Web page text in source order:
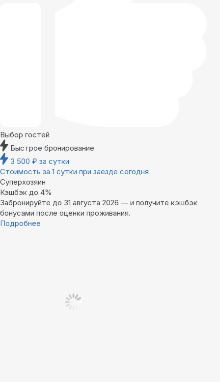
Выбор гостей
Быстрое бронирование
3 500 ₽ за сутки
Стоимость за 1 сутки при заезде сегодня
Суперхозяин
Кэшбэк до 4%
Забронируйте до 31 августа 2026 — и получите кэшбэк
бонусами после оценки проживания.
Подробнее